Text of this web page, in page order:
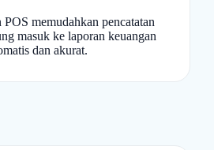
POS memudahkan pencatatan
masuk ke laporan keuangan
dan akurat.